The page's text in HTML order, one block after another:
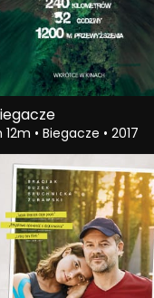
12m • Biegacze • 2017